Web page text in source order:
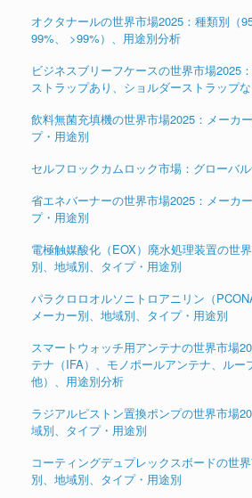
オクタナールの世界市場2025：種類別（
99%、 >99%）、用途別分析
ビジネスブリーフケースの世界市場2025
ストラップあり、ショルダーストラップ
飲料無菌充填機の世界市場2025：メーカ
プ・用途別
セルフロックカムロック市場：グローバ
省エネバーナーの世界市場2025：メーカ
プ・用途別
電極触媒酸化（EOX）廃水処理装置の世
別、地域別、タイプ・用途別
パラクロロオルソニトロアニリン（
メーカー別、地域別、タイプ・用途別
スマートウォッチ用アンテナの世界市場
テナ（IFA）、モノポールアンテナ、ルー
他）、用途別分析
ラジアルピストン置換ポンプの世界市場
域別、タイプ・用途別
コーティングデュプレックスボードの世
別、地域別、タイプ・用途別